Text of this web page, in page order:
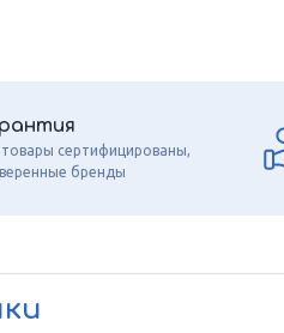
сертифицированы,
бренды